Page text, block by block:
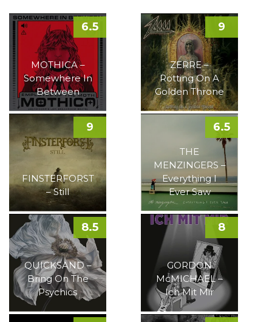
MOTHICA –
Somewhere In
Between
6.5
ZERRE –
Rotting On A
Golden Throne
9
FINSTERFORST
– Still
9
THE
MENZINGERS –
Everything I
Ever Saw
6.5
QUICKSAND –
Bring On The
Psychics
8.5
GORDON
McMICHAEL –
Ich Mit Mir
8